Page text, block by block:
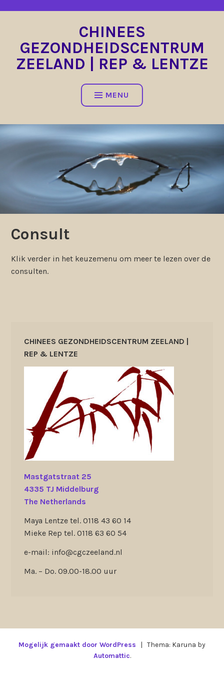
CHINEES
GEZONDHEIDSCENTRUM
ZEELAND | REP & LENTZE
MENU
Consult
Klik verder in het keuzemenu om meer te lezen over de
consulten.
CHINEES GEZONDHEIDSCENTRUM ZEELAND |
REP & LENTZE
Mastgatstraat 25
4335 TJ Middelburg
The Netherlands
Maya Lentze tel. 0118 43 60 14
Mieke Rep tel. 0118 63 60 54
e-mail: info@cgczeeland.nl
Ma. – Do. 09.00-18.00 uur
Mogelijk gemaakt door WordPress
Thema: Karuna by
Automattic.